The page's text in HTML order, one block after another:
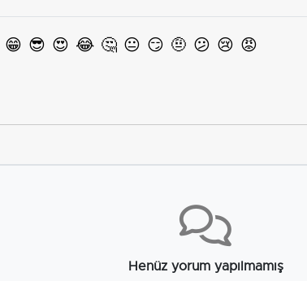
😁 😎 😍 😂 🤔 😐 😏 🤨 😕 😢 😡
Henüz yorum yapılmamış